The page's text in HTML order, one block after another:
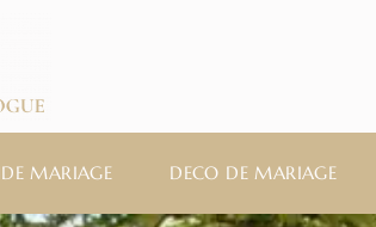
MARIAGE DECO DE MARIAGE